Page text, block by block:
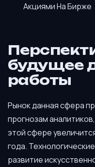
Акциями На Бирже
будущее
работы
Рынок данная сфера
прогнозам
этой сфере
года.
развитие